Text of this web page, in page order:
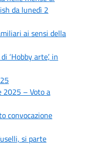
da lunedì 2
ai sensi della
‘Hobby arte’, in
– Voto a
convocazione
si parte